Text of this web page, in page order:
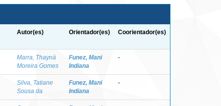
Autor(es) Orientador(es) Coorientador(es)
Marra, Thayná
Moreira Gomes
Funez, Mani
Indiana
-
Silva, Tatiane
Sousa da
Funez, Mani
Indiana
-